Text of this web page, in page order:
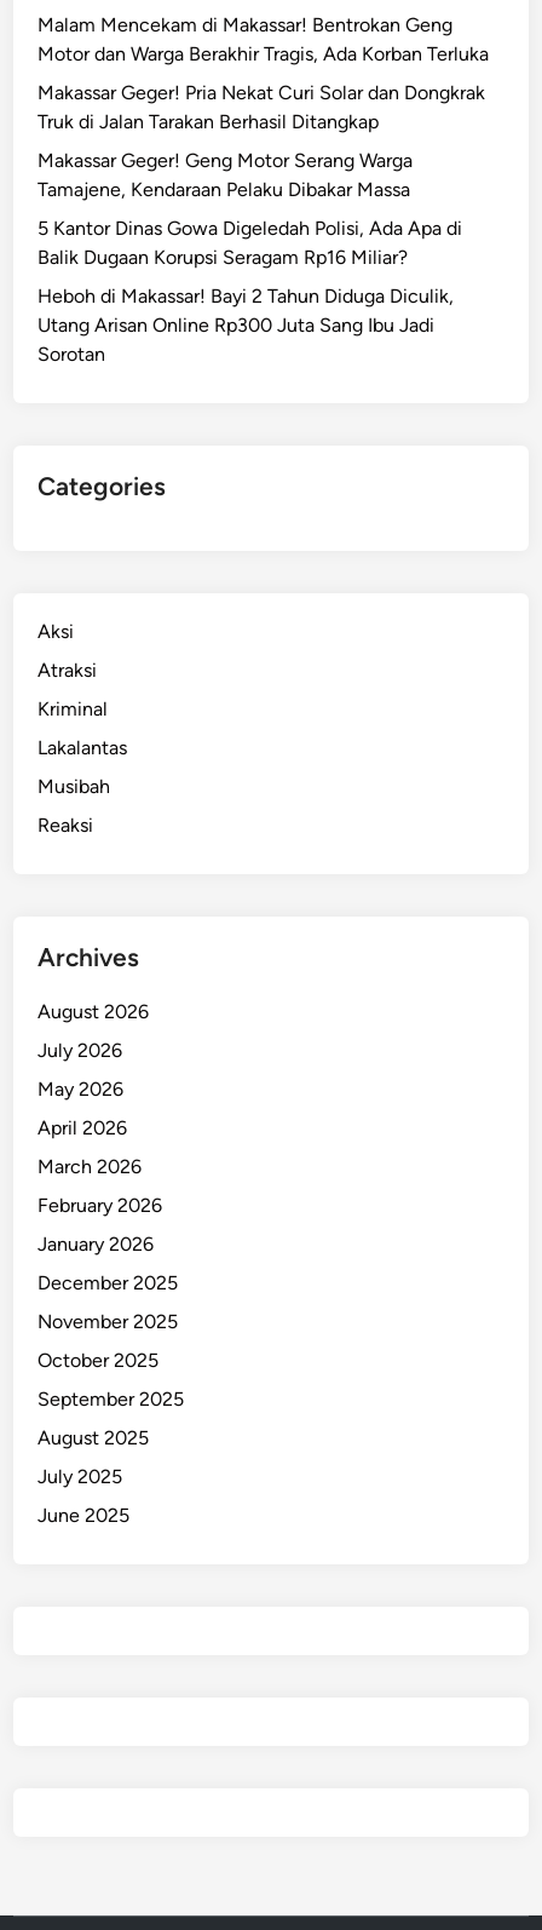
i
s
i
P
a
n
a
k
k
u
k
a
a
a
S
i
k
t
P
a
a
n
B
l
l
o
e
g
Malam Mencekam di Makassar! Bentrokan Geng
Motor dan Warga Berakhir Tragis, Ada Korban Terluka
Makassar Geger! Pria Nekat Curi Solar dan Dongkrak
Truk di Jalan Tarakan Berhasil Ditangkap
Makassar Geger! Geng Motor Serang Warga
Tamajene, Kendaraan Pelaku Dibakar Massa
5 Kantor Dinas Gowa Digeledah Polisi, Ada Apa di
Balik Dugaan Korupsi Seragam Rp16 Miliar?
Heboh di Makassar! Bayi 2 Tahun Diduga Diculik,
Utang Arisan Online Rp300 Juta Sang Ibu Jadi
Sorotan
Categories
Aksi
Atraksi
Kriminal
Lakalantas
Musibah
Reaksi
Archives
August 2026
July 2026
May 2026
April 2026
March 2026
February 2026
January 2026
December 2025
November 2025
October 2025
September 2025
August 2025
July 2025
June 2025